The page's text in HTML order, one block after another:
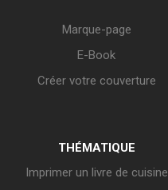
Marque-page
E-Book
Créer votre couverture
THÉMATIQUE
Imprimer un livre de cuisine